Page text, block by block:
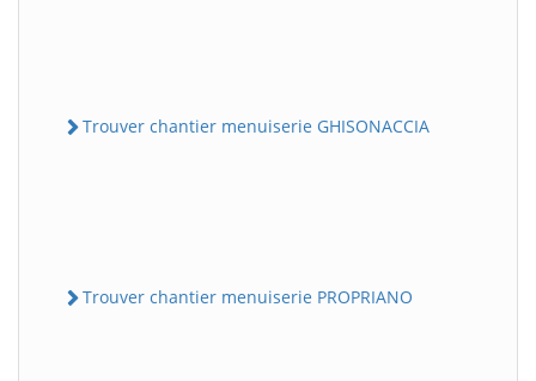
Trouver chantier menuiserie GHISONACCIA
Trouver chantier menuiserie PROPRIANO